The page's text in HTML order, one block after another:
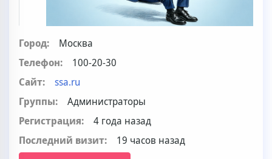
Город:
Москва
Телефон:
100-20-30
Сайт:
ssa.ru
Группы:
Администраторы
Регистрация:
4 года назад
Последний визит:
19 часов назад